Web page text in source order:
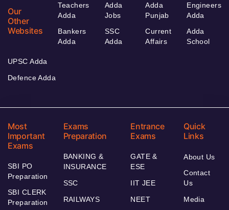
Our
Other
Websites
Teachers
Adda
Bankers
Adda
Adda
Jobs
SSC
Adda
Adda
Punjab
Current
Affairs
Engineers
Adda
Adda
School
UPSC Adda
Defence Adda
Most
Important
Exams
SBI PO
Preparation
SBI CLERK
Preparation
Exams
Preparation
BANKING &
INSURANCE
SSC
RAILWAYS
Entrance
Exams
GATE &
ESE
IIT JEE
NEET
Quick
Links
About Us
Contact
Us
Media